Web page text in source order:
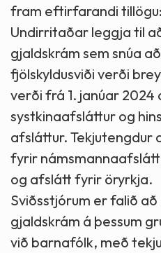
fram eftirfarandi tillögu:
Undirritaðar leggja til
gjaldskrám sem snúa
fjölskyldusviði verði
verði frá 1. janúar
systkinaafsláttur og
afsláttur. Tekjutengdur
fyrir
og afslátt fyrir öryrkja.
Sviðsstjórum er falið
gjaldskrám á þessum
við barnafólk, með